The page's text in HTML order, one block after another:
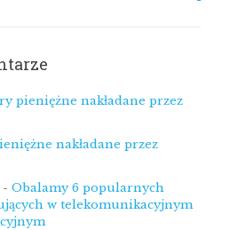
pieniężne nakładane przez
nakładane przez
- Obalamy 6 popularnych
w telekomunikacyjnym